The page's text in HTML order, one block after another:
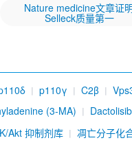
Nature medicine文章证
Selleck质量第一
p110γ C2β
(3-MA)
PIK-75 HCl
SAR405
Akt 抑制剂库 凋亡分子化